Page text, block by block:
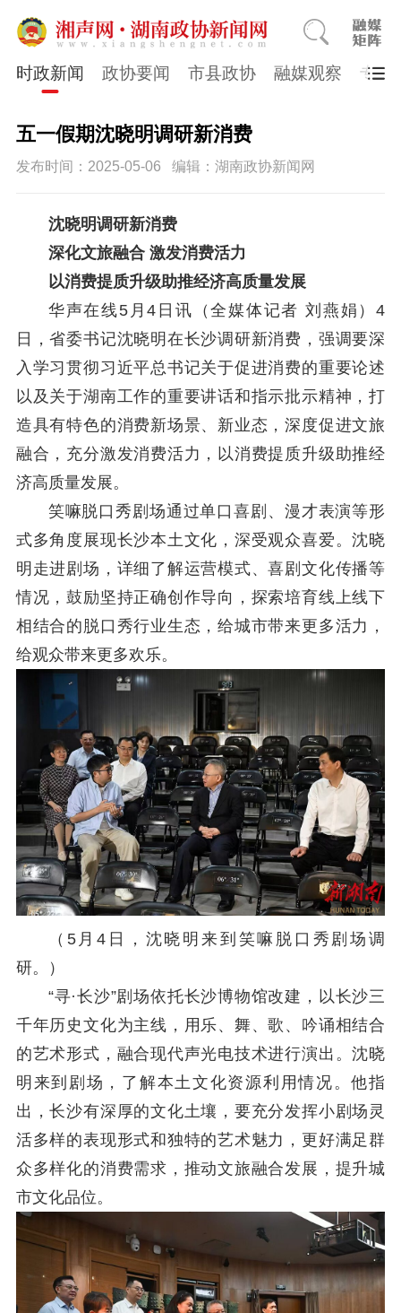
时政新闻 政协要闻 市县政协 融媒观察 专题
五一假期沈晓明调研新消费
发布时间：2025-05-06 编辑：湖南政协新闻网
沈晓明调研新消费
深化文旅融合 激发消费活力
以消费提质升级助推经济高质量发展
华声在线5月4日讯（全媒体记者 刘燕娟）4
日，省委书记沈晓明在长沙调研新消费 ，强调要深
入学习贯彻习近平总书记关于促进消费的重要论述
以及关于湖南工作的重要讲话和指示批示精神，打
造具有特色的消费新场景、新业态，深度促进文旅
融合， 充分激发消费活力， 以消费提质升级助推经
济高质量发展。
笑嘛脱口秀剧场通过单口喜剧、漫才表演等形
式多角度展现长沙本土文化，深受观众喜爱。沈晓
明 走进剧场 ，详细了解运营模式、喜剧文化传播等
情况，鼓励坚持正确创作导向，探索培育线上线下
相结合的脱口秀行业生态，给城市带来更多活力，
给观众带来更多欢乐。
（5月4日，沈晓明来到笑嘛脱口秀剧场调
研。）
“寻·长沙”剧场依托长沙博物馆改建，以长沙三
千年历史文化为主线，用乐、舞、歌、吟诵相结合
的艺术形式，融合现代声光电技术进行演出。沈晓
明来到剧场 ， 了解本土文化资源利用情况 。他指
出，长沙有深厚的文化土壤，要充分发挥小剧场灵
活多样的表现形式和独特的艺术魅力，更好满足群
众多样化的消费需求，推动文旅融合发展，提升城
市文化品位。